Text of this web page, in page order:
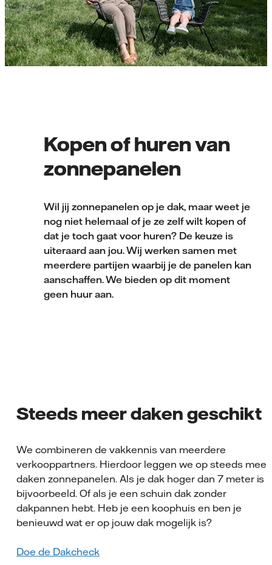
Kopen of huren van
zonnepanelen
Wil jij zonnepanelen op je dak, maar weet je
nog niet helemaal of je ze zelf wilt kopen of
dat je toch gaat voor huren? De keuze is
uiteraard aan jou. Wij werken samen met
meerdere partijen waarbij je de panelen kan
aanschaffen. We bieden op dit moment
geen huur aan.
Steeds meer daken geschikt
We combineren de vakkennis van meerdere
verkooppartners. Hierdoor leggen we op steeds meer
daken zonnepanelen. Als je dak hoger dan 7 meter is
bijvoorbeeld. Of als je een schuin dak zonder
dakpannen hebt. Heb je een koophuis en ben je
benieuwd wat er op jouw dak mogelijk is?
Doe de Dakcheck